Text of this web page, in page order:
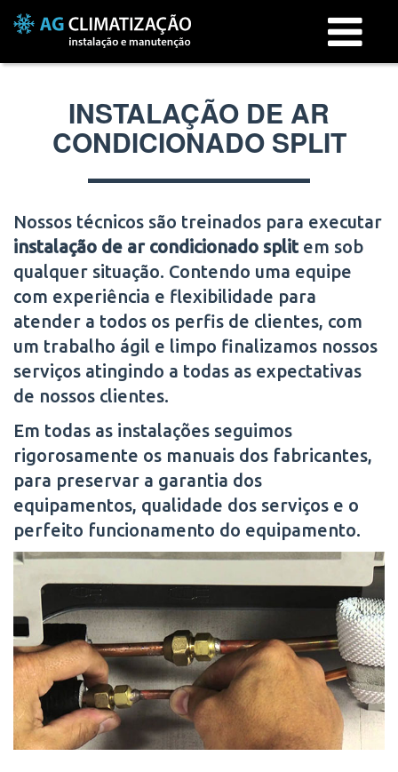
Menu
INSTALAÇÃO DE AR
CONDICIONADO SPLIT
Nossos técnicos são treinados para executar
instalação de ar condicionado splitem sob
qualquer situação. Contendo uma equipe
com experiência e flexibilidade para
atender a todos os perfis de clientes, com
um trabalho ágil e limpo finalizamos nossos
serviços atingindo a todas as expectativas
de nossos clientes.
Em todas as instalações seguimos
rigorosamente os manuais dos fabricantes,
para preservar a garantia dos
equipamentos, qualidade dos serviços e o
perfeito funcionamento do equipamento.